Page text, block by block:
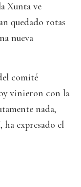
Xunta ve
quedado rotas
nueva
comité
vinieron con la
nada,
ha expresado el